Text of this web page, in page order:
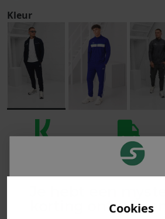
Cookies
Kleur
Voor 23:59 besteld
is morgen in huis!*
PRODUCTINFORMATIE
korting ontvangen!